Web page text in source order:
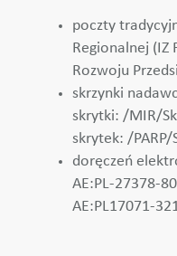
poczty
Regionalnej (IZ
Rozwoju
skrzynki
skrytki: /MIR/
skrytek: /PARP/
doręczeń
AE:PL-27378-
AE:PL17071-